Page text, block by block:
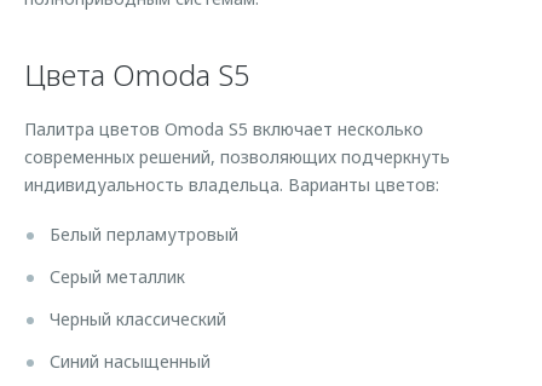
Цвета Omoda S5
Палитра цветов Omoda S5 включает несколько
современных решений, позволяющих подчеркнуть
индивидуальность владельца. Варианты цветов:
Белый перламутровый
Серый металлик
Черный классический
Синий насыщенный